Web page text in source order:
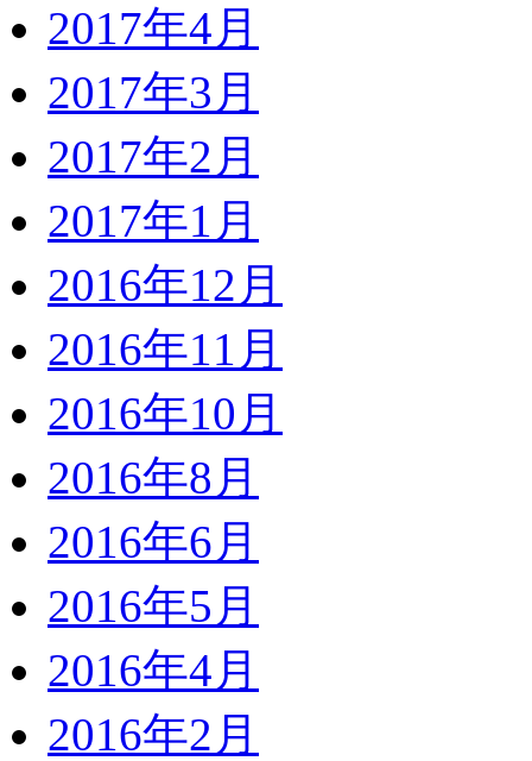
2017年4月
2017年3月
2017年2月
2017年1月
2016年12月
2016年11月
2016年10月
2016年8月
2016年6月
2016年5月
2016年4月
2016年2月